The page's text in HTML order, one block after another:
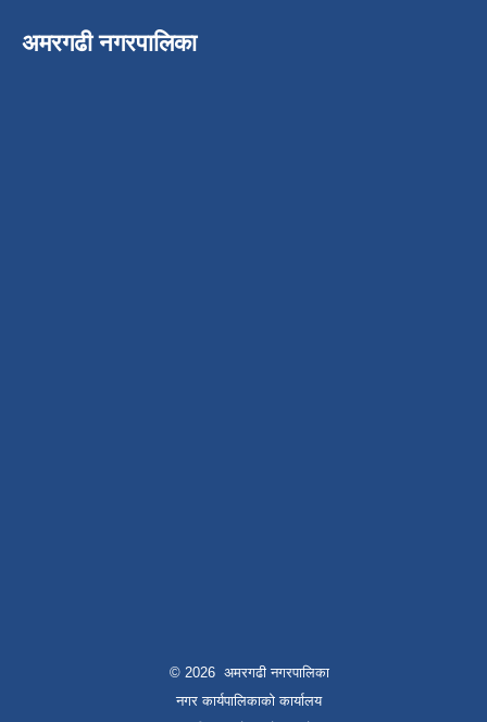
अमरगढी नगरपालिका
© 2026 अमरगढी नगरपालिका
नगर कार्यपालिकाको कार्यालय